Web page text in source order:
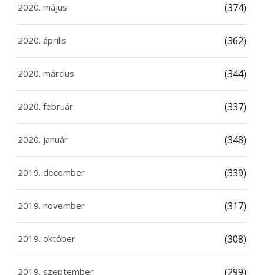
2020. május (374)
2020. április (362)
2020. március (344)
2020. február (337)
2020. január (348)
2019. december (339)
2019. november (317)
2019. október (308)
2019. szeptember (299)